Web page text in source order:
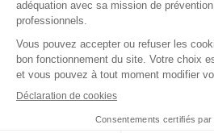
QUI SOMMES-
PLAN DU
PARAMÈTRES DES
CHARTE DES COOKIES